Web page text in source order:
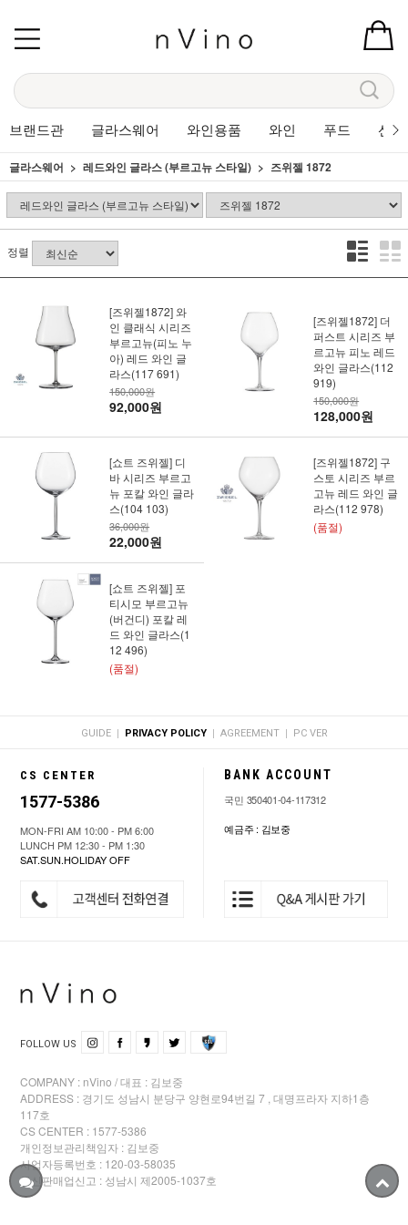
브랜드관 글라스웨어 와인용품 와인 푸드 선
글라스웨어 레드와인 글라스 (부르고뉴 스타일) 즈위젤 1872
정렬
[즈위젤1872] 와
인 클래식 시리즈
부르고뉴(피노 누
아) 레드 와인 글
라스(117 691)
150,000원
92,000원
[즈위젤1872] 더
퍼스트 시리즈 부
르고뉴 피노 레드
와인 글라스(112
919)
150,000원
128,000원
[쇼트 즈위젤] 디
바 시리즈 부르고
뉴 포칼 와인 글라
스(104 103)
36,000원
22,000원
[즈위젤1872] 구
스토 시리즈 부르
고뉴 레드 와인 글
라스(112 978)
(품절)
[쇼트 즈위젤] 포
티시모 부르고뉴
(버건디) 포칼 레
드 와인 글라스(1
12 496)
(품절)
GUIDE | PRIVACY POLICY | AGREEMENT | PC VER
CS CENTER
1577-5386
MON-FRI AM 10:00 - PM 6:00
LUNCH PM 12:30 - PM 1:30
SAT.SUN.HOLIDAY OFF
BANK ACCOUNT
국민 350401-04-117312
예금주 : 김보중
FOLLOW US
COMPANY : nVino / 대표 : 김보중
ADDRESS : 경기도 성남시 분당구 양현로94번길 7 , 대명프라자 지하1층
117호
CS CENTER : 1577-5386
개인정보관리책임자 : 김보중
사업자등록번호 : 120-03-58035
통신판매업신고 : 성남시 제2005-1037호